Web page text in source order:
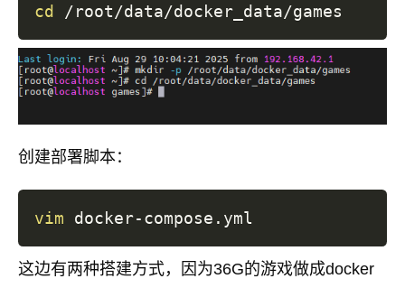
cd
创建部署脚本：
vim
这边有两种搭建方式，因为36G的游戏做成docker